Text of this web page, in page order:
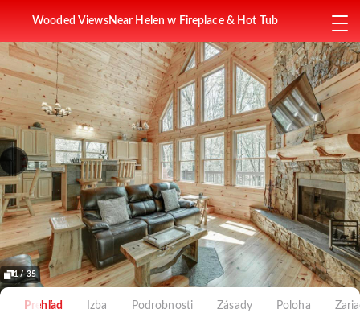
Wooded ViewsNear Helen w Fireplace & Hot Tub
1 / 35
Prehľad Izba Podrobnosti Zásady Poloha